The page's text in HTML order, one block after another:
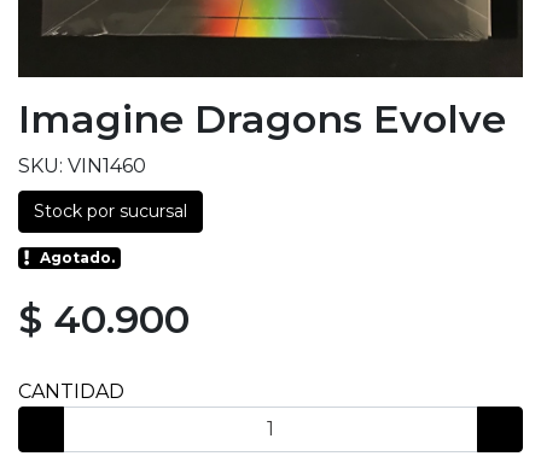
Imagine Dragons Evolve
SKU: VIN1460
Stock por sucursal
Agotado.
$ 40.900
CANTIDAD